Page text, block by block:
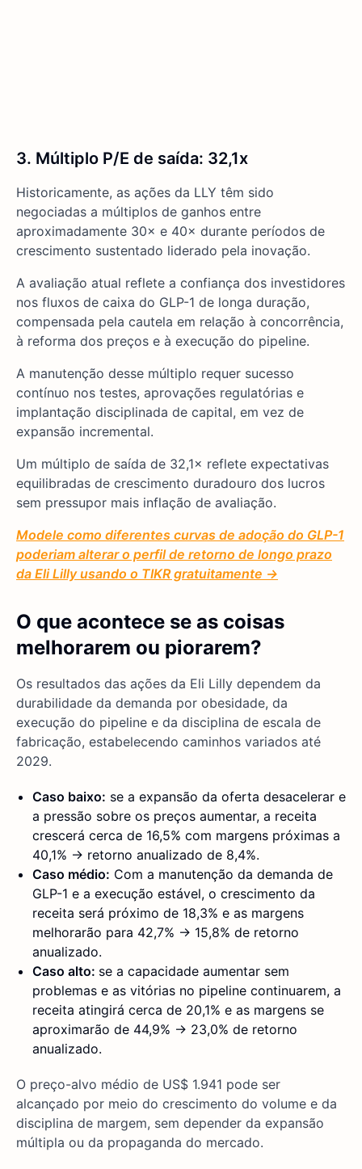
3. Múltiplo P/E de saída: 32,1x
Historicamente, as ações da LLY têm sido
negociadas a múltiplos de ganhos entre
aproximadamente 30× e 40× durante períodos de
crescimento sustentado liderado pela inovação.
A avaliação atual reflete a confiança dos investidores
nos fluxos de caixa do GLP-1 de longa duração,
compensada pela cautela em relação à concorrência,
à reforma dos preços e à execução do pipeline.
A manutenção desse múltiplo requer sucesso
contínuo nos testes, aprovações regulatórias e
implantação disciplinada de capital, em vez de
expansão incremental.
Um múltiplo de saída de 32,1× reflete expectativas
equilibradas de crescimento duradouro dos lucros
sem pressupor mais inflação de avaliação.
Modele como diferentes curvas de adoção do GLP-1
poderiam alterar o perfil de retorno de longo prazo
da Eli Lilly usando o TIKR gratuitamente →
O que acontece se as coisas
melhorarem ou piorarem?
Os resultados das ações da Eli Lilly dependem da
durabilidade da demanda por obesidade, da
execução do pipeline e da disciplina de escala de
fabricação, estabelecendo caminhos variados até
2029.
Caso baixo: se a expansão da oferta desacelerar e
a pressão sobre os preços aumentar, a receita
crescerá cerca de 16,5% com margens próximas a
40,1% → retorno anualizado de 8,4%.
Caso médio: Com a manutenção da demanda de
GLP-1 e a execução estável, o crescimento da
receita será próximo de 18,3% e as margens
melhorarão para 42,7% → 15,8% de retorno
anualizado.
Caso alto: se a capacidade aumentar sem
problemas e as vitórias no pipeline continuarem, a
receita atingirá cerca de 20,1% e as margens se
aproximarão de 44,9% → 23,0% de retorno
anualizado.
O preço-alvo médio de US$ 1.941 pode ser
alcançado por meio do crescimento do volume e da
disciplina de margem, sem depender da expansão
múltipla ou da propaganda do mercado.